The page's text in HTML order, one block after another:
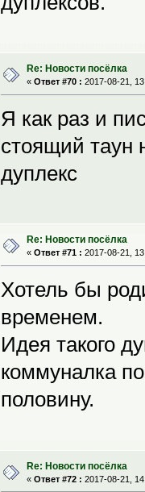
Re: Новости посёлка
« Ответ #70 : 2017-08-21,
Я как раз и
стоящий таун
дуплекс
Re: Новости посёлка
« Ответ #71 : 2017-08-21,
Хотель бы
временем.
Идея такого
коммуналка
половину.
Re: Новости посёлка
« Ответ #72 : 2017-08-21,